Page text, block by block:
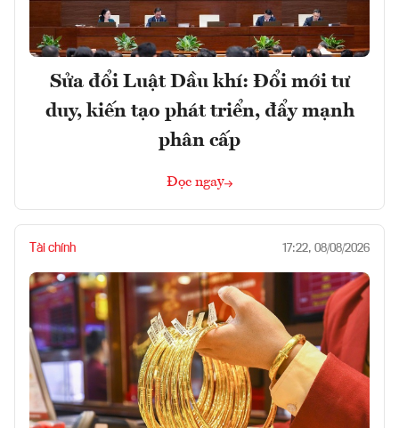
Sửa đổi Luật Dầu khí: Đổi mới tư
duy, kiến tạo phát triển, đẩy mạnh
phân cấp
Đọc ngay
Tài chính 17:22, 08/08/2026